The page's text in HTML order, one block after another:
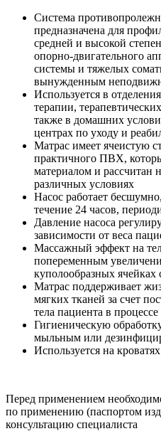
Система
предназначена для
средней и высокой
опорно-двигательного
системы и тяжелых
вынужденным
Используется в
терапии,
также в домашних
центрах по уходу и
Матрас имеет ячеистую
практичного ПВХ,
материалом и рассчитан
различных условиях
Насос работает
течение 24 часов,
Давление насоса
зависимости от веса
Массажный эффект на
попеременным
куполообразных
Матрас поддерживает
мягких тканей за счет
тела пациента в
Гигиеническую
мыльным или
Используется на
Перед применением
по применению (паспортом
консультацию специалиста